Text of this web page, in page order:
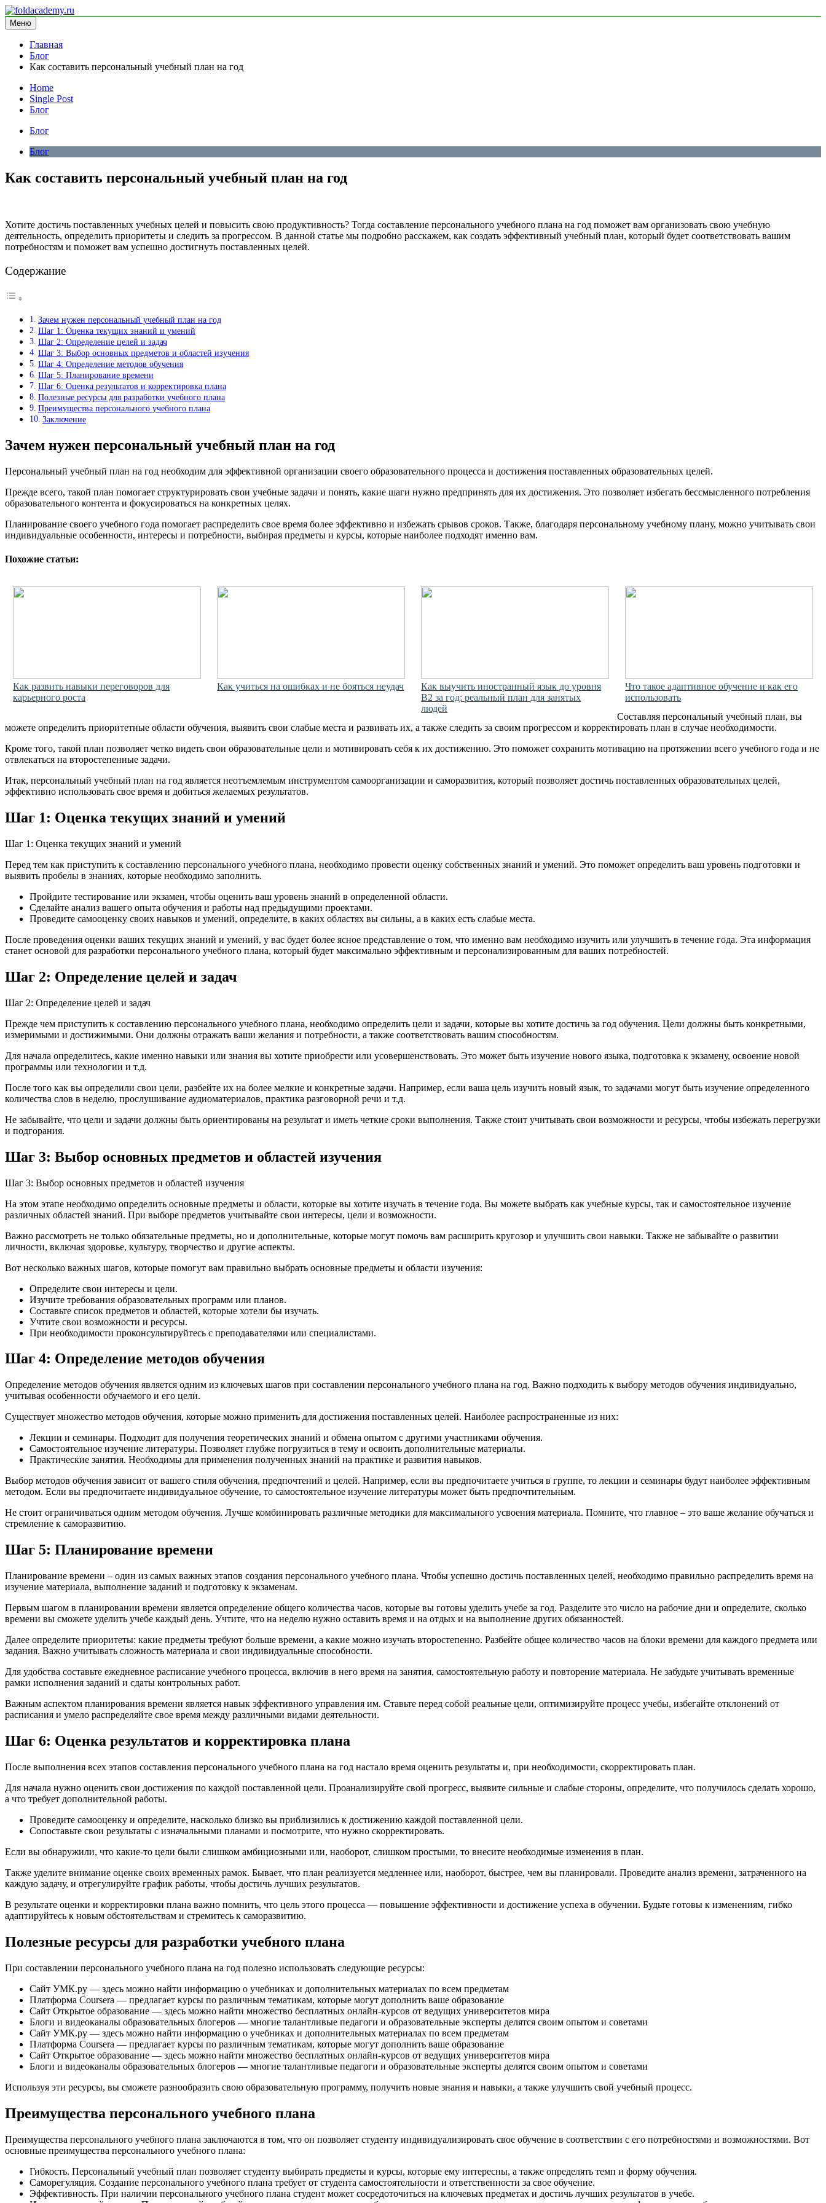
Перейти
к
содержимому
foldacademy.ru
информационный сайт
Меню
Главная
Блог
Как составить персональный учебный план на год
Home
Single Post
Блог
Блог
Блог
Как составить персональный учебный план на год
Хотите достичь поставленных учебных целей и повысить свою продуктивность? Тогда составление персонального учебного плана на год поможет вам организовать свою учебную
деятельность, определить приоритеты и следить за прогрессом. В данной статье мы подробно расскажем, как создать эффективный учебный план, который будет соответствовать вашим
потребностям и поможет вам успешно достигнуть поставленных целей.
Содержание
Зачем нужен персональный учебный план на год
Шаг 1: Оценка текущих знаний и умений
Шаг 2: Определение целей и задач
Шаг 3: Выбор основных предметов и областей изучения
Шаг 4: Определение методов обучения
Шаг 5: Планирование времени
Шаг 6: Оценка результатов и корректировка плана
Полезные ресурсы для разработки учебного плана
Преимущества персонального учебного плана
Заключение
Зачем нужен персональный учебный план на год
Персональный учебный план на год необходим для эффективной организации своего образовательного процесса и достижения поставленных образовательных целей.
Прежде всего, такой план помогает структурировать свои учебные задачи и понять, какие шаги нужно предпринять для их достижения. Это позволяет избегать бессмысленного потребления
образовательного контента и фокусироваться на конкретных целях.
Планирование своего учебного года помогает распределить свое время более эффективно и избежать срывов сроков. Также, благодаря персональному учебному плану, можно учитывать свои
индивидуальные особенности, интересы и потребности, выбирая предметы и курсы, которые наиболее подходят именно вам.
Похожие статьи:
Как развить навыки переговоров для
карьерного роста
Как учиться на ошибках и не бояться неудач
Как выучить иностранный язык до уровня
B2 за год: реальный план для занятых
людей
Что такое адаптивное обучение и как его
использовать
Составляя персональный учебный план, вы
можете определить приоритетные области обучения, выявить свои слабые места и развивать их, а также следить за своим прогрессом и корректировать план в случае необходимости.
Кроме того, такой план позволяет четко видеть свои образовательные цели и мотивировать себя к их достижению. Это поможет сохранить мотивацию на протяжении всего учебного года и не
отвлекаться на второстепенные задачи.
Итак, персональный учебный план на год является неотъемлемым инструментом самоорганизации и саморазвития, который позволяет достичь поставленных образовательных целей,
эффективно использовать свое время и добиться желаемых результатов.
Шаг 1: Оценка текущих знаний и умений
Шаг 1: Оценка текущих знаний и умений
Перед тем как приступить к составлению персонального учебного плана, необходимо провести оценку собственных знаний и умений. Это поможет определить ваш уровень подготовки и
выявить пробелы в знаниях, которые необходимо заполнить.
Пройдите тестирование или экзамен, чтобы оценить ваш уровень знаний в определенной области.
Сделайте анализ вашего опыта обучения и работы над предыдущими проектами.
Проведите самооценку своих навыков и умений, определите, в каких областях вы сильны, а в каких есть слабые места.
После проведения оценки ваших текущих знаний и умений, у вас будет более ясное представление о том, что именно вам необходимо изучить или улучшить в течение года. Эта информация
станет основой для разработки персонального учебного плана, который будет максимально эффективным и персонализированным для ваших потребностей.
Шаг 2: Определение целей и задач
Шаг 2: Определение целей и задач
Прежде чем приступить к составлению персонального учебного плана, необходимо определить цели и задачи, которые вы хотите достичь за год обучения. Цели должны быть конкретными,
измеримыми и достижимыми. Они должны отражать ваши желания и потребности, а также соответствовать вашим способностям.
Для начала определитесь, какие именно навыки или знания вы хотите приобрести или усовершенствовать. Это может быть изучение нового языка, подготовка к экзамену, освоение новой
программы или технологии и т.д.
После того как вы определили свои цели, разбейте их на более мелкие и конкретные задачи. Например, если ваша цель изучить новый язык, то задачами могут быть изучение определенного
количества слов в неделю, прослушивание аудиоматериалов, практика разговорной речи и т.д.
Не забывайте, что цели и задачи должны быть ориентированы на результат и иметь четкие сроки выполнения. Также стоит учитывать свои возможности и ресурсы, чтобы избежать перегрузки
и подгорания.
Шаг 3: Выбор основных предметов и областей изучения
Шаг 3: Выбор основных предметов и областей изучения
На этом этапе необходимо определить основные предметы и области, которые вы хотите изучать в течение года. Вы можете выбрать как учебные курсы, так и самостоятельное изучение
различных областей знаний. При выборе предметов учитывайте свои интересы, цели и возможности.
Важно рассмотреть не только обязательные предметы, но и дополнительные, которые могут помочь вам расширить кругозор и улучшить свои навыки. Также не забывайте о развитии
личности, включая здоровье, культуру, творчество и другие аспекты.
Вот несколько важных шагов, которые помогут вам правильно выбрать основные предметы и области изучения:
Определите свои интересы и цели.
Изучите требования образовательных программ или планов.
Составьте список предметов и областей, которые хотели бы изучать.
Учтите свои возможности и ресурсы.
При необходимости проконсультируйтесь с преподавателями или специалистами.
Шаг 4: Определение методов обучения
Определение методов обучения является одним из ключевых шагов при составлении персонального учебного плана на год. Важно подходить к выбору методов обучения индивидуально,
учитывая особенности обучаемого и его цели.
Существует множество методов обучения, которые можно применить для достижения поставленных целей. Наиболее распространенные из них:
Лекции и семинары. Подходит для получения теоретических знаний и обмена опытом с другими участниками обучения.
Самостоятельное изучение литературы. Позволяет глубже погрузиться в тему и освоить дополнительные материалы.
Практические занятия. Необходимы для применения полученных знаний на практике и развития навыков.
Выбор методов обучения зависит от вашего стиля обучения, предпочтений и целей. Например, если вы предпочитаете учиться в группе, то лекции и семинары будут наиболее эффективным
методом. Если вы предпочитаете индивидуальное обучение, то самостоятельное изучение литературы может быть предпочтительным.
Не стоит ограничиваться одним методом обучения. Лучше комбинировать различные методики для максимального усвоения материала. Помните, что главное – это ваше желание обучаться и
стремление к саморазвитию.
Шаг 5: Планирование времени
Планирование времени – один из самых важных этапов создания персонального учебного плана. Чтобы успешно достичь поставленных целей, необходимо правильно распределить время на
изучение материала, выполнение заданий и подготовку к экзаменам.
Первым шагом в планировании времени является определение общего количества часов, которые вы готовы уделить учебе за год. Разделите это число на рабочие дни и определите, сколько
времени вы сможете уделить учебе каждый день. Учтите, что на неделю нужно оставить время и на отдых и на выполнение других обязанностей.
Далее определите приоритеты: какие предметы требуют больше времени, а какие можно изучать второстепенно. Разбейте общее количество часов на блоки времени для каждого предмета или
задания. Важно учитывать сложность материала и свои индивидуальные способности.
Для удобства составьте ежедневное расписание учебного процесса, включив в него время на занятия, самостоятельную работу и повторение материала. Не забудьте учитывать временные
рамки исполнения заданий и сдаты контрольных работ.
Важным аспектом планирования времени является навык эффективного управления им. Ставьте перед собой реальные цели, оптимизируйте процесс учебы, избегайте отклонений от
расписания и умело распределяйте свое время между различными видами деятельности.
Шаг 6: Оценка результатов и корректировка плана
После выполнения всех этапов составления персонального учебного плана на год настало время оценить результаты и, при необходимости, скорректировать план.
Для начала нужно оценить свои достижения по каждой поставленной цели. Проанализируйте свой прогресс, выявите сильные и слабые стороны, определите, что получилось сделать хорошо,
а что требует дополнительной работы.
Проведите самооценку и определите, насколько близко вы приблизились к достижению каждой поставленной цели.
Сопоставьте свои результаты с изначальными планами и посмотрите, что нужно скорректировать.
Если вы обнаружили, что какие-то цели были слишком амбициозными или, наоборот, слишком простыми, то внесите необходимые изменения в план.
Также уделите внимание оценке своих временных рамок. Бывает, что план реализуется медленнее или, наоборот, быстрее, чем вы планировали. Проведите анализ времени, затраченного на
каждую задачу, и отрегулируйте график работы, чтобы достичь лучших результатов.
В результате оценки и корректировки плана важно помнить, что цель этого процесса — повышение эффективности и достижение успеха в обучении. Будьте готовы к изменениям, гибко
адаптируйтесь к новым обстоятельствам и стремитесь к саморазвитию.
Полезные ресурсы для разработки учебного плана
При составлении персонального учебного плана на год полезно использовать следующие ресурсы:
Сайт УМК.ру — здесь можно найти информацию о учебниках и дополнительных материалах по всем предметам
Платформа Coursera — предлагает курсы по различным тематикам, которые могут дополнить ваше образование
Сайт Открытое образование — здесь можно найти множество бесплатных онлайн-курсов от ведущих университетов мира
Блоги и видеоканалы образовательных блогеров — многие талантливые педагоги и образовательные эксперты делятся своим опытом и советами
Сайт УМК.ру — здесь можно найти информацию о учебниках и дополнительных материалах по всем предметам
Платформа Coursera — предлагает курсы по различным тематикам, которые могут дополнить ваше образование
Сайт Открытое образование — здесь можно найти множество бесплатных онлайн-курсов от ведущих университетов мира
Блоги и видеоканалы образовательных блогеров — многие талантливые педагоги и образовательные эксперты делятся своим опытом и советами
Используя эти ресурсы, вы сможете разнообразить свою образовательную программу, получить новые знания и навыки, а также улучшить свой учебный процесс.
Преимущества персонального учебного плана
Преимущества персонального учебного плана заключаются в том, что он позволяет студенту индивидуализировать свое обучение в соответствии с его потребностями и возможностями. Вот
основные преимущества персонального учебного плана:
Гибкость. Персональный учебный план позволяет студенту выбирать предметы и курсы, которые ему интересны, а также определять темп и форму обучения.
Саморегуляция. Создание персонального учебного плана требует от студента самостоятельности и ответственности за свое обучение.
Эффективность. При наличии персонального учебного плана студент может сосредоточиться на ключевых предметах и достичь лучших результатов в учебе.